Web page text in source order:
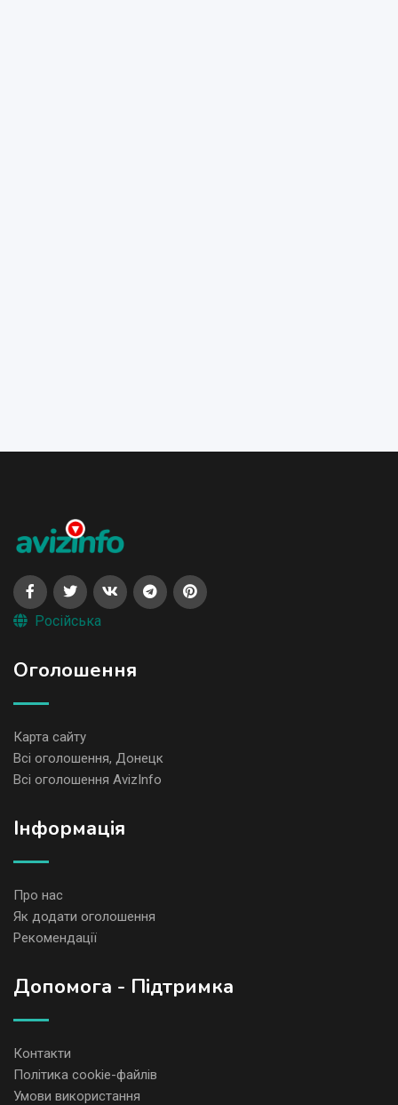
Російська
Оголошення
Карта сайту
Всі оголошення, Донецк
Всі оголошення AvizInfo
Iнформація
Про нас
Як додати оголошення
Рекомендації
Допомога - Підтримка
Контакти
Політика cookie-файлів
Умови використання